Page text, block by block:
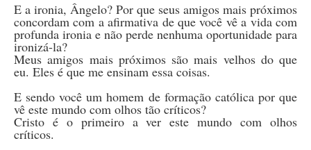
E a ironia, Ângelo? Por que seus amigos mais próximos
concordam com a afirmativa de que você vê a vida com
profunda ironia e não perde nenhuma oportunidade para
ironizá-la?
Meus amigos mais próximos são mais velhos do que
eu. Eles é que me ensinam essa coisas.
E sendo você um homem de formação católica por que
vê este mundo com olhos tão críticos?
Cristo é o primeiro a ver este mundo com olhos
críticos.